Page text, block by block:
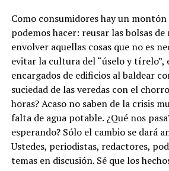
Como consumidores hay un montón
podemos hacer: reusar las bolsas
envolver aquellas cosas que no es
evitar la cultura del “úselo y tírelo”,
encargados de edificios al baldear
suciedad de las veredas con el
horas? Acaso no saben de la crisis
falta de agua potable. ¿Qué nos
esperando? Sólo el cambio se dará
Ustedes, periodistas, redactores,
temas en discusión. Sé que los